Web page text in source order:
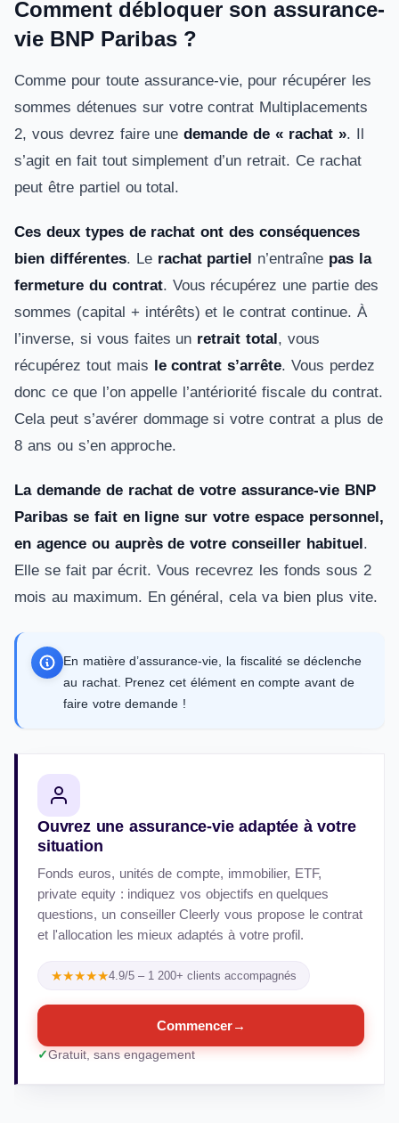
Comment débloquer son assurance-
vie BNP Paribas ?
Comme pour toute assurance-vie, pour récupérer les
sommes détenues sur votre contrat Multiplacements
2, vous devrez faire unedemande de « rachat ». Il
s’agit en fait tout simplement d’un retrait. Ce rachat
peut être partiel ou total.
Ces deux types de rachat ont des conséquences
bien différentes. Le rachat partiel n’entraîne pas la
fermeture du contrat. Vous récupérez une partie des
sommes (capital + intérêts) et le contrat continue. À
l’inverse, si vous faites un retrait total, vous
récupérez tout mais le contrat s’arrête. Vous perdez
donc ce que l’on appelle l’antériorité fiscale du contrat.
Cela peut s’avérer dommage si votre contrat a plus de
8 ans ou s’en approche.
La demande de rachat de votre assurance-vie BNP
Paribas se fait en ligne sur votre espace personnel,
en agence ou auprès de votre conseiller habituel.
Elle se fait par écrit. Vous recevrez les fonds sous 2
mois au maximum. En général, cela va bien plus vite.
En matière d’assurance-vie, la fiscalité se déclenche
au rachat. Prenez cet élément en compte avant de
faire votre demande !
Ouvrez une assurance-vie adaptée à votre
situation
Fonds euros, unités de compte, immobilier, ETF,
private equity : indiquez vos objectifs en quelques
questions, un conseiller Cleerly vous propose le contrat
et l'allocation les mieux adaptés à votre profil.
★★★★★4.9/5 – 1 200+ clients accompagnés
Commencer→
Gratuit, sans engagement